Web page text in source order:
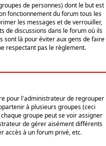
de personnes) dont le but est
fonctionnement du forum tous les
les messages et de verrouiller,
de discussions dans le forum où ils
sont là pour éviter aux gens de faire
respectant pas le règlement.
pour l'administrateur de regrouper
à plusieurs groupes (ceci
groupe peut se voir assigner
de gérer aisément différents
accès à un forum privé, etc.